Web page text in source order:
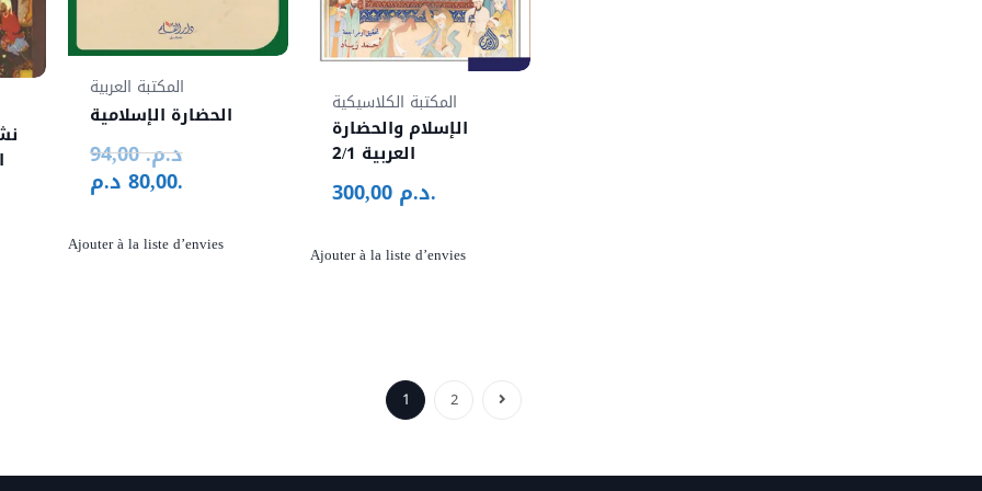
المكتبة العربية
الحضارة الإسلامية
94,00د.م.
Le
prix
était :
80,00د.م.Le
actuel
Ajouter à la liste d’envies
المكتبة الكلاسيكية
الإسلام والحضارة
العربية 2/1
300,00 د.م.
Ajouter à la liste d’envies
1 2